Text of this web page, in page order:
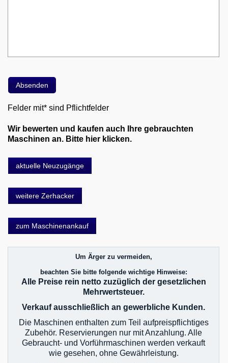
Felder mit* sind Pflichtfelder
Wir bewerten und kaufen auch Ihre gebrauchten
Maschinen an. Bitte hier klicken.
aktuelle Neuzugänge
weitere Zerhacker
zum Maschinenankauf
Um Ärger zu vermeiden,
beachten Sie bitte folgende wichtige Hinweise:
Alle Preise rein netto zuzüglich der gesetzlichen
Mehrwertsteuer.
Verkauf ausschließlich an gewerbliche Kunden.
Die Maschinen enthalten zum Teil aufpreispflichtiges
Zubehör. Reservierungen nur mit Anzahlung. Alle
Gebraucht- und Vorführmaschinen werden verkauft
wie gesehen, ohne Gewährleistung.